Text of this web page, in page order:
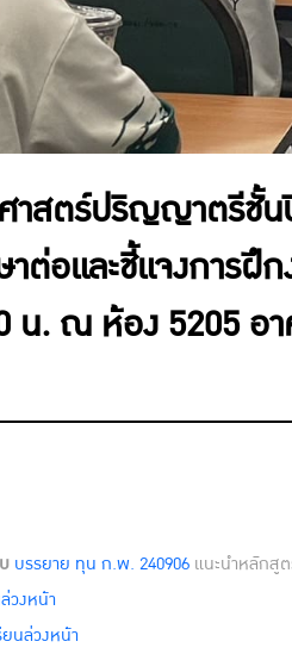
าสตร์ปริญญาตรีชั้
าต่อและชี้แจงการ
น. ณ ห้อง 5205
บรรยาย ทุน ก.พ. 240906 แนะนำหลักสู
วงหน้า
ยนล่วงหน้า